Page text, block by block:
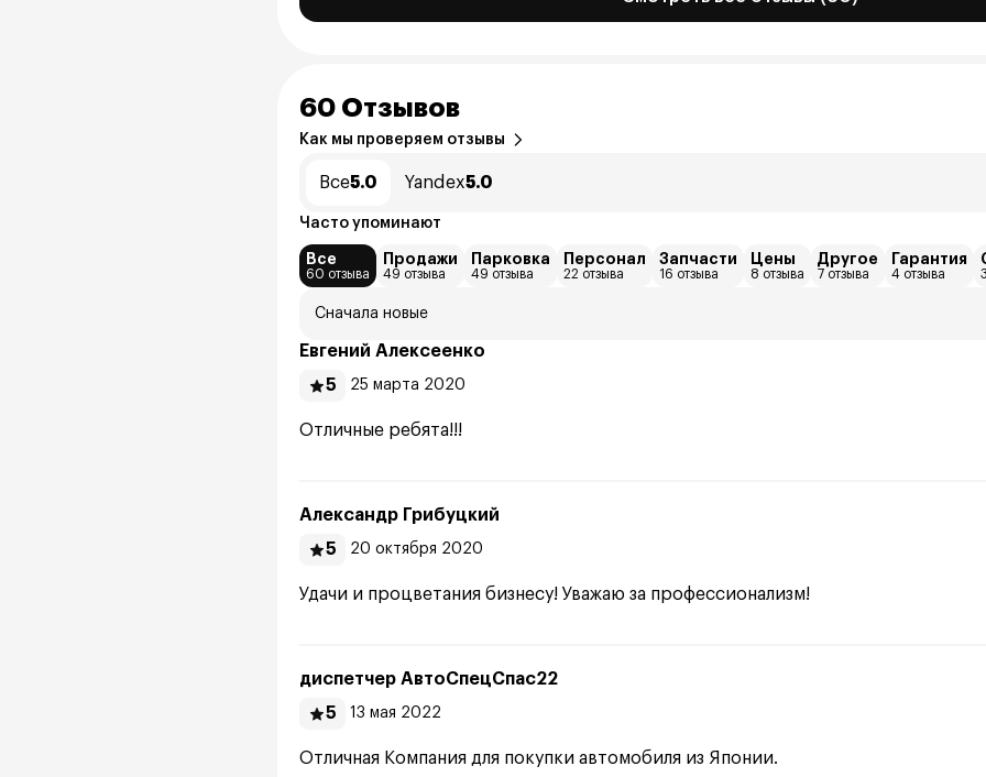
60 Отзывов
Как мы проверяем отзывы
Все5.0 Yandex5.0
Часто упоминают
Все
60 отзыва
Продажи
49 отзыва
Парковка
49 отзыва
Персонал
22 отзыва
Запчасти
16 отзыва
Цены
8 отзыва
Другое
7 отзыва
Гарантия
4 отзыва
Сначала новые
Евгений Алексеенко
5
25 марта 2020
Отличные ребята!!!
Александр Грибуцкий
5
20 октября 2020
Удачи и процветания бизнесу! Уважаю за профессионализм!
диспетчер АвтоСпецСпас22
5
13 мая 2022
Отличная Компания для покупки автомобиля из Японии.